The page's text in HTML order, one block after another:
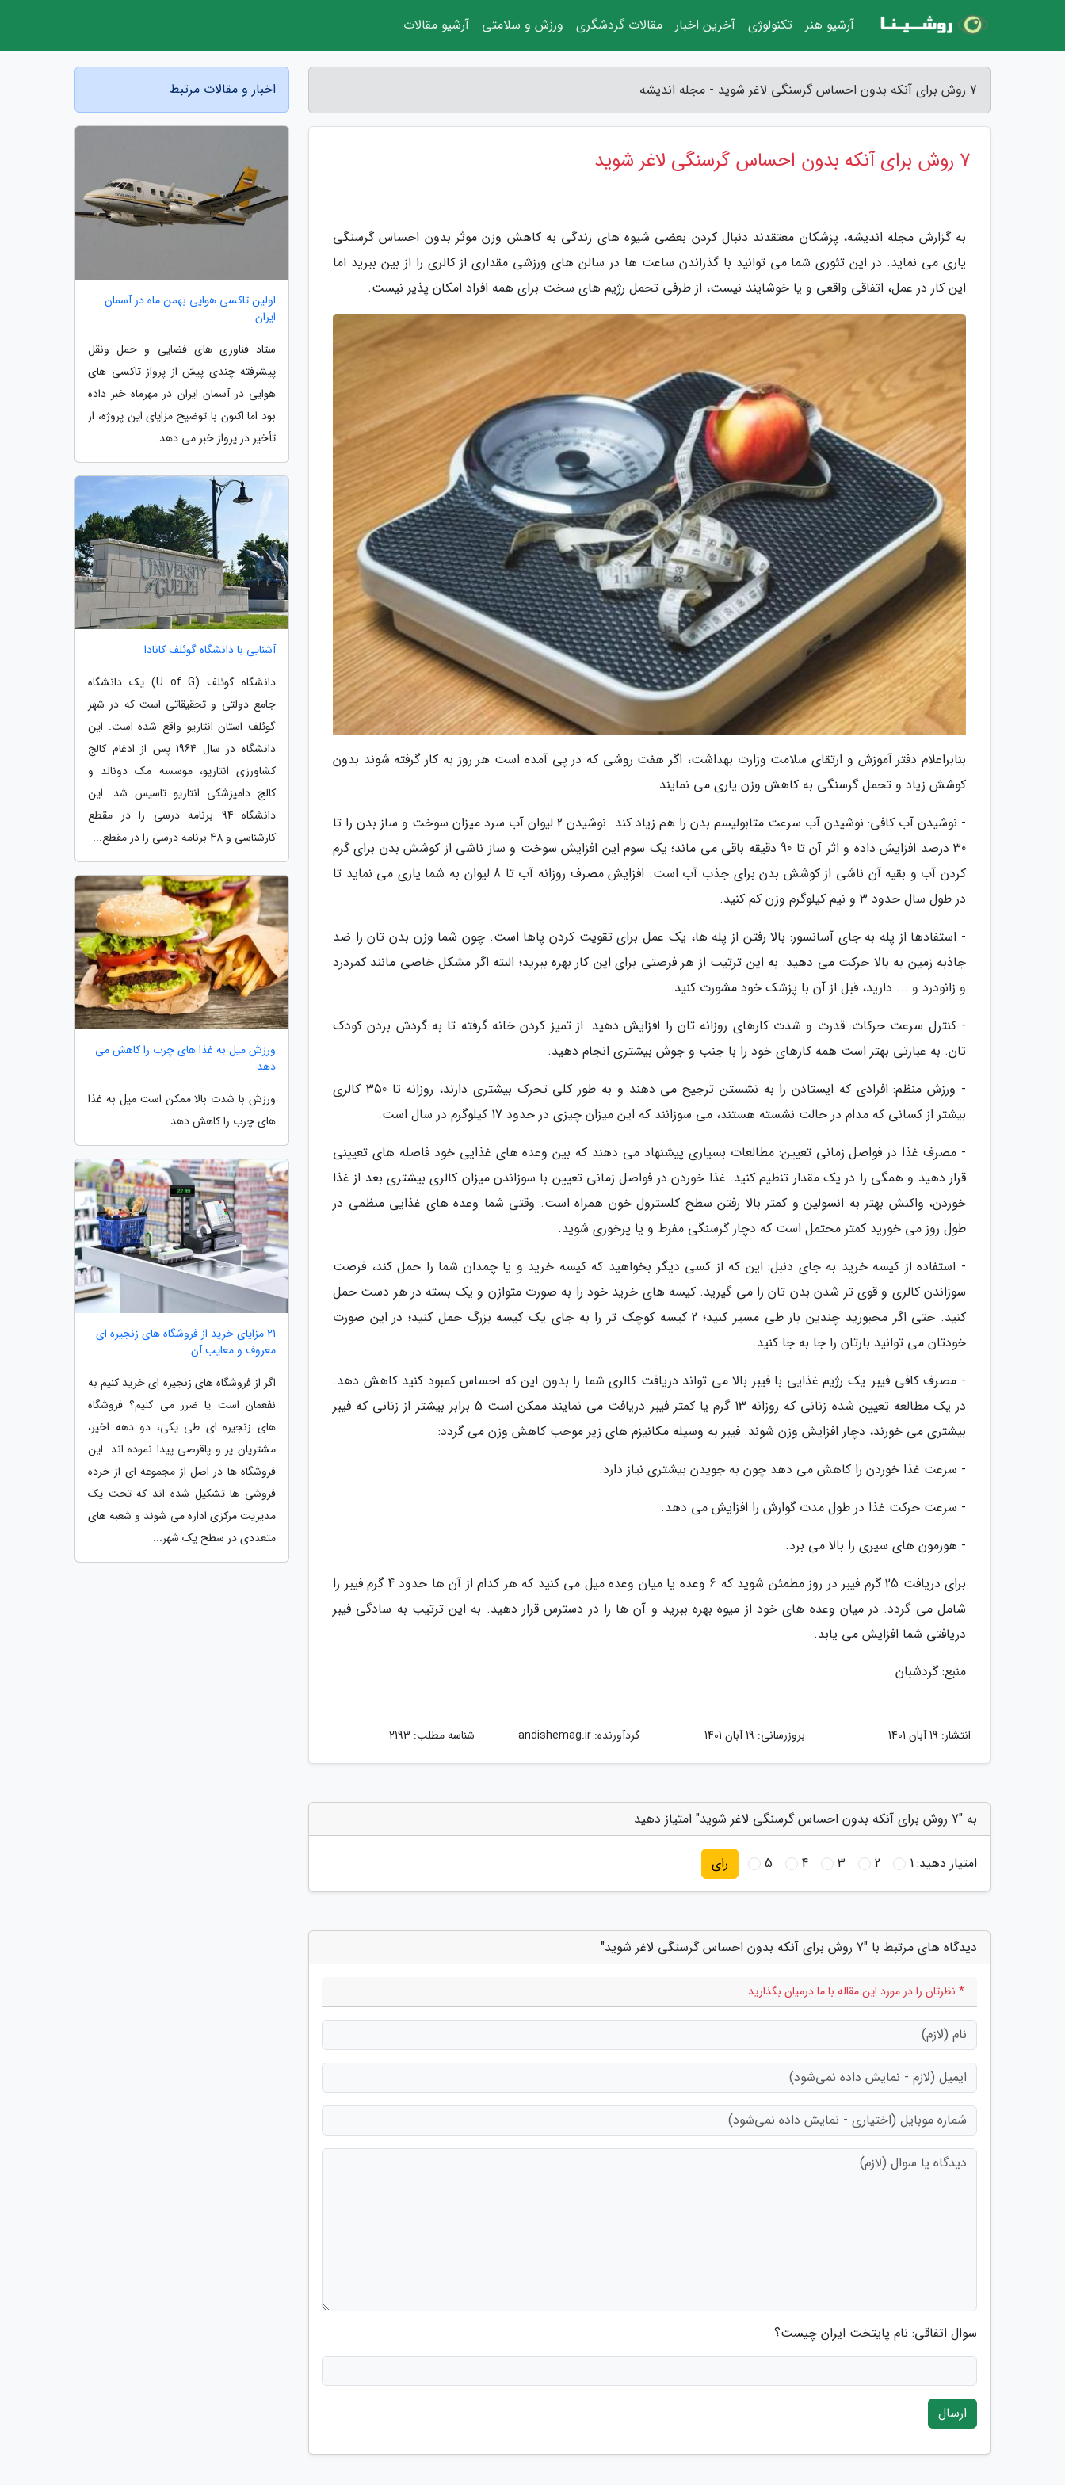
7 روش برای آنکه بدون احساس گرسنگی لاغر شوید - مجله اندیشه
7 روش برای آنکه بدون احساس گرسنگی لاغر شوید
به گزارش مجله اندیشه، پزشکان معتقدند دنبال کردن بعضی شیوه های زندگی به کاهش وزن موثر بدون احساس گرسنگی
یاری می نماید. در این تئوری شما می توانید با گذراندن ساعت ها در سالن های ورزشی مقداری از کالری را از بین ببرید اما
این کار در عمل، اتفاقی واقعی و یا خوشایند نیست، از طرفی تحمل رژیم های سخت برای همه افراد امکان پذیر نیست.
بنابراعلام دفتر آموزش و ارتقای سلامت وزارت بهداشت، اگر هفت روشی که در پی آمده است هر روز به کار گرفته شوند بدون
کوشش زیاد و تحمل گرسنگی به کاهش وزن یاری می نمایند:
- نوشیدن آب کافی: نوشیدن آب سرعت متابولیسم بدن را هم زیاد کند. نوشیدن 2 لیوان آب سرد میزان سوخت و ساز بدن را تا
30 درصد افزایش داده و اثر آن تا 90 دقیقه باقی می ماند؛ یک سوم این افزایش سوخت و ساز ناشی از کوشش بدن برای گرم
کردن آب و بقیه آن ناشی از کوشش بدن برای جذب آب است. افزایش مصرف روزانه آب تا 8 لیوان به شما یاری می نماید تا
در طول سال حدود 3 و نیم کیلوگرم وزن کم کنید.
- استفادها از پله به جای آسانسور: بالا رفتن از پله ها، یک عمل برای تقویت کردن پاها است. چون شما وزن بدن تان را ضد
جاذبه زمین به بالا حرکت می دهید. به این ترتیب از هر فرصتی برای این کار بهره ببرید؛ البته اگر مشکل خاصی مانند کمردرد
و زانودرد و ... دارید، قبل از آن با پزشک خود مشورت کنید.
- کنترل سرعت حرکات: قدرت و شدت کارهای روزانه تان را افزایش دهید. از تمیز کردن خانه گرفته تا به گردش بردن کودک
تان. به عبارتی بهتر است همه کارهای خود را با جنب و جوش بیشتری انجام دهید.
- ورزش منظم: افرادی که ایستادن را به نشستن ترجیح می دهند و به طور کلی تحرک بیشتری دارند، روزانه تا 350 کالری
بیشتر از کسانی که مدام در حالت نشسته هستند، می سوزانند که این میزان چیزی در حدود 17 کیلوگرم در سال است.
- مصرف غذا در فواصل زمانی تعیین: مطالعات بسیاری پیشنهاد می دهند که بین وعده های غذایی خود فاصله های تعیینی
قرار دهید و همگی را در یک مقدار تنظیم کنید. غذا خوردن در فواصل زمانی تعیین با سوزاندن میزان کالری بیشتری بعد از غذا
خوردن، واکنش بهتر به انسولین و کمتر بالا رفتن سطح کلسترول خون همراه است. وقتی شما وعده های غذایی منظمی در
طول روز می خورید کمتر محتمل است که دچار گرسنگی مفرط و یا پرخوری شوید.
- استفاده از کیسه خرید به جای دنبل: این که از کسی دیگر بخواهید که کیسه خرید و یا چمدان شما را حمل کند، فرصت
سوزاندن کالری و قوی تر شدن بدن تان را می گیرید. کیسه های خرید خود را به صورت متوازن و یک بسته در هر دست حمل
کنید. حتی اگر مجبورید چندین بار طی مسیر کنید؛ 2 کیسه کوچک تر را به جای یک کیسه بزرگ حمل کنید؛ در این صورت
خودتان می توانید بارتان را جا به جا کنید.
- مصرف کافی فیبر: یک رژیم غذایی با فیبر بالا می تواند دریافت کالری شما را بدون این که احساس کمبود کنید کاهش دهد.
در یک مطالعه تعیین شده زنانی که روزانه 13 گرم یا کمتر فیبر دریافت می نمایند ممکن است 5 برابر بیشتر از زنانی که فیبر
بیشتری می خورند، دچار افزایش وزن شوند. فیبر به وسیله مکانیزم های زیر موجب کاهش وزن می گردد:
- سرعت غذا خوردن را کاهش می دهد چون به جویدن بیشتری نیاز دارد.
- سرعت حرکت غذا در طول مدت گوارش را افزایش می دهد.
- هورمون های سیری را بالا می برد.
برای دریافت 25 گرم فیبر در روز مطمئن شوید که 6 وعده یا میان وعده میل می کنید که هر کدام از آن ها حدود 4 گرم فیبر را
شامل می گردد. در میان وعده های خود از میوه بهره ببرید و آن ها را در دسترس قرار دهید. به این ترتیب به سادگی فیبر
دریافتی شما افزایش می یابد.
منبع: گردشبان
انتشار: 19 آبان 1401 بروزرسانی: 19 آبان 1401 گردآورنده:andishemag.ir شناسه مطلب: 2193
به "7 روش برای آنکه بدون احساس گرسنگی لاغر شوید" امتیاز دهید
امتیاز دهید:1
2
3
4
5 رای
دیدگاه های مرتبط با "7 روش برای آنکه بدون احساس گرسنگی لاغر شوید"
* نظرتان را در مورد این مقاله با ما درمیان بگذارید
سوال اتفاقی: نام پایتخت ایران چیست؟
ارسال
اخبار و مقالات مرتبط
اولین تاکسی هوایی بهمن ماه در آسمان
ایران
ستاد فناوری های فضایی و حمل ونقل
پیشرفته چندی پیش از پرواز تاکسی های
هوایی در آسمان ایران در مهرماه خبر داده
بود اما اکنون با توضیح مزایای این پروژه، از
تأخیر در پرواز خبر می دهد.
آشنایی با دانشگاه گوئلف کانادا
دانشگاه گوئلف (U of G) یک دانشگاه
جامع دولتی و تحقیقاتی است که در شهر
گوئلف استان انتاریو واقع شده است. این
دانشگاه در سال 1964 پس از ادغام کالج
کشاورزی انتاریو، موسسه مک دونالد و
کالج دامپزشکی انتاریو تاسیس شد. این
دانشگاه 94 برنامه درسی را در مقطع
کارشناسی و 48 برنامه درسی را در مقطع...
ورزش میل به غذا های چرب را کاهش می
دهد
ورزش با شدت بالا ممکن است میل به غذا
های چرب را کاهش دهد.
21 مزایای خرید از فروشگاه های زنجیره ای
معروف و معایب آن
اگر از فروشگاه های زنجیره ای خرید کنیم به
نفعمان است یا ضرر می کنیم؟ فروشگاه
های زنجیره ای طی یکی، دو دهه اخیر،
مشتریان پر و پاقرصی پیدا نموده اند. این
فروشگاه ها در اصل از مجموعه ای از خرده
فروشی ها تشکیل شده اند که تحت یک
مدیریت مرکزی اداره می شوند و شعبه های
متعددی در سطح یک شهر...
آرشیو هنر تکنولوژی آخرین اخبار مقالات گردشگری ورزش و سلامتی آرشیو مقالات